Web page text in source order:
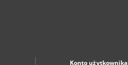
Konto użytkownika